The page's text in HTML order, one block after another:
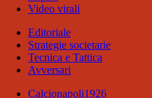
Video virali
Editoriale
Strategie societarie
Tecnica e Tattica
Avversari
Calcionapoli1926